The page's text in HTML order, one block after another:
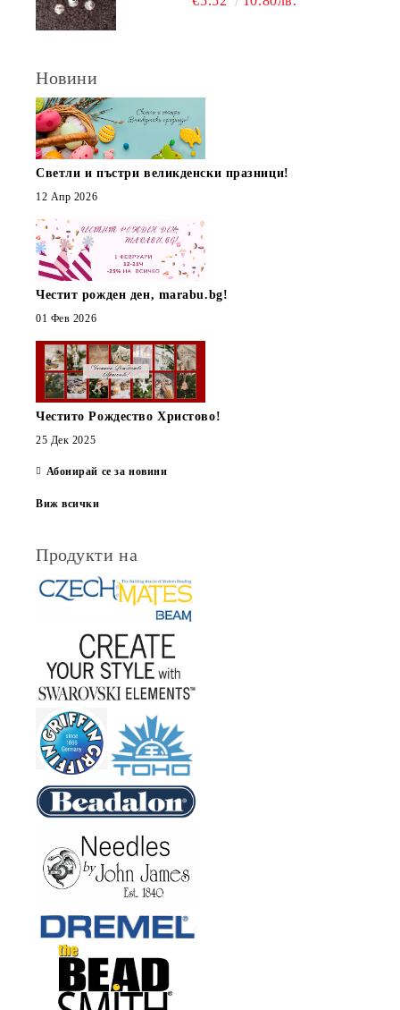
Новини
Светли и пъстри великденски празници!
12 Апр 2026
Честит рожден ден, marabu.bg!
01 Фев 2026
Честито Рождество Христово!
25 Дек 2025
Абонирай се за новини
Виж всички
Продукти на